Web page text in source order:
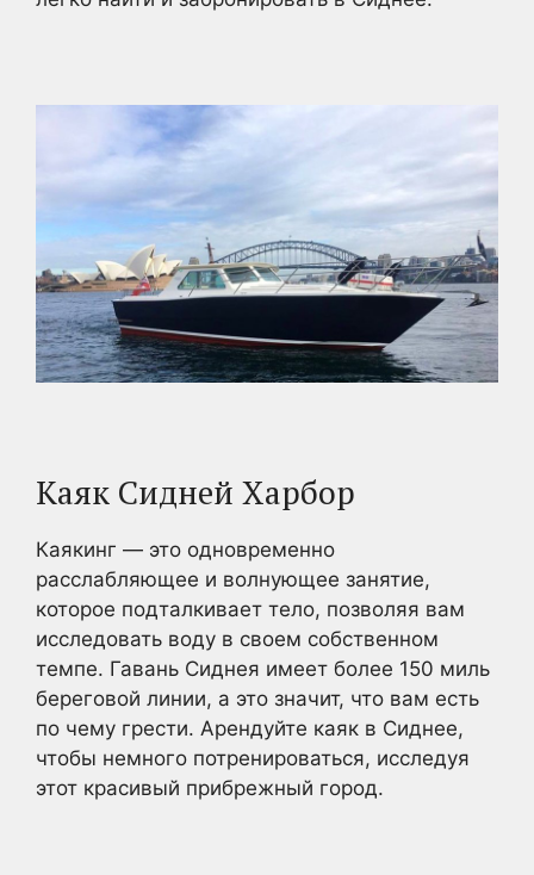
Каяк Сидней Харбор
Каякинг — это одновременно
расслабляющее и волнующее занятие,
которое подталкивает тело, позволяя вам
исследовать воду в своем собственном
темпе. Гавань Сиднея имеет более 150 миль
береговой линии, а это значит, что вам есть
по чему грести. Арендуйте каяк в Сиднее,
чтобы немного потренироваться, исследуя
этот красивый прибрежный город.